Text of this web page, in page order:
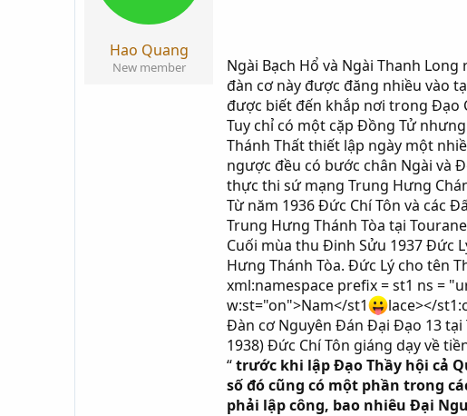
Hao Quang
New member
Ngài Bạch Hổ và Ngài Thanh
đàn cơ này được đăng nhiều vào
được biết đến khắp nơi trong Đạo
Tuy chỉ có một cặp Đồng Tử
Thánh Thất thiết lập ngày một
ngược đều có bước chân Ngài và
thực thi sứ mạng Trung Hưng
Từ năm 1936 Đức Chí Tôn và các
Trung Hưng Thánh Tòa tại
Cuối mùa thu Đinh Sửu 1937 Đức
Hưng Thánh Tòa. Đức Lý cho tên
xml:namespace prefix = st1 ns =
w:st="on">Nam</st1
lace></
Đàn cơ Nguyên Đán Đại Đạo 13
1938) Đức Chí Tôn giáng dạy về
“trước khi lập Đạo Thầy hội cả
số đó cũng có một phần trong
phải lập công, bao nhiêu Đại